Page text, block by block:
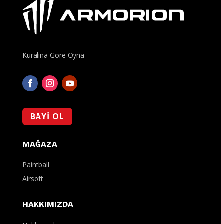
Kuralına Göre Oyna
BAYİ OL
MAĞAZA
Paintball
Airsoft
HAKKIMIZDA